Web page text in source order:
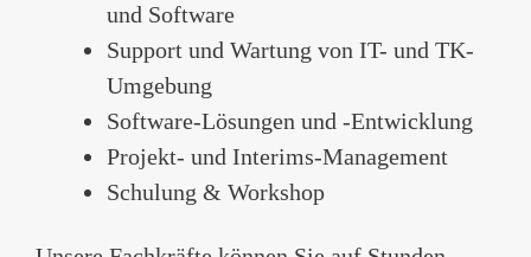
und Software
Support und Wartung von IT- und TK-
Umgebung
Software-Lösungen und -Entwicklung
Projekt- und Interims-Management
Schulung & Workshop